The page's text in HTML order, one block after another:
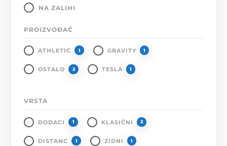
NA ZALIHI
PROIZVOĐAČ
ATHLETIC 1 GRAVITY 1
OSTALO 2 TESLA 1
VRSTA
DODACI 1 KLASIČNI 2
DISTANC 1 ZIDNI 1